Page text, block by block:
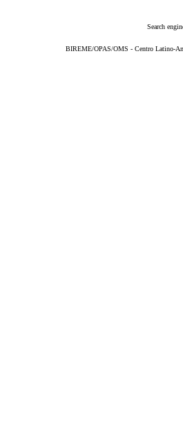
Search
BIREME/OPAS/OMS - Centro Latino-